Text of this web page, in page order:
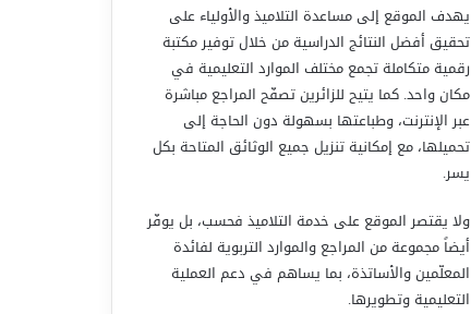
يهدف الموقع إلى مساعدة التلاميذ والأولياء على
تحقيق أفضل النتائج الدراسية من خلال توفير مكتبة
رقمية متكاملة تجمع مختلف الموارد التعليمية في
مكان واحد. كما يتيح للزائرين تصفّح المراجع مباشرة
عبر الإنترنت، وطباعتها بسهولة دون الحاجة إلى
تحميلها، مع إمكانية تنزيل جميع الوثائق المتاحة بكل
يسر.
ولا يقتصر الموقع على خدمة التلاميذ فحسب، بل يوفّر
أيضاً مجموعة من المراجع والموارد التربوية لفائدة
المعلّمين والأساتذة، بما يساهم في دعم العملية
التعليمية وتطويرها.